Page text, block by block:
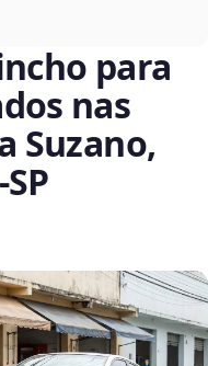
para
nas
Suzano,